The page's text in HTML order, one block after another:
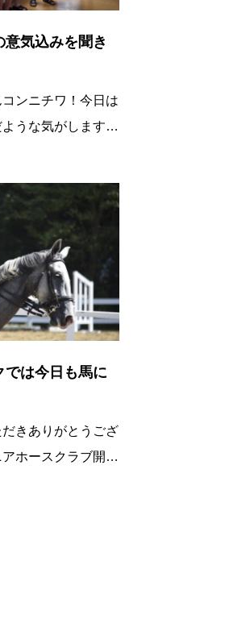
気込みを聞き
ンニチワ！今日は
うな気がしますポ
では今日も馬に
きありがとうござ
ホースクラブ開放